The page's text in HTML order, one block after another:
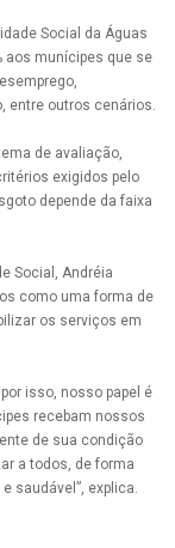
Social da Águas
aos munícipes que se
entre outros cenários.
de avaliação,
exigidos pelo
depende da faixa
Social, Andréia
como uma forma de
os serviços em
isso, nosso papel é
recebam nossos
de sua condição
a todos, de forma
saudável”, explica.